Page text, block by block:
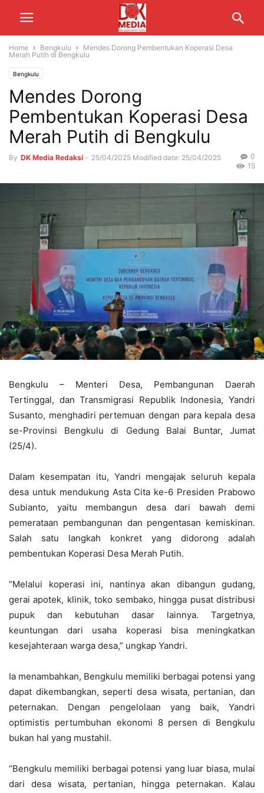
Home Bengkulu
Mendes Dorong Pembentukan Koperasi Desa
Merah Putih di Bengkulu
Bengkulu
Mendes Dorong
Pembentukan Koperasi Desa
Merah Putih di Bengkulu
By DK Media Redaksi - 25/04/2025 Modified date: 25/04/2025
0
15
Bengkulu – Menteri Desa, Pembangunan Daerah
Tertinggal, dan Transmigrasi Republik Indonesia, Yandri
Susanto, menghadiri pertemuan dengan para kepala desa
se-Provinsi Bengkulu di Gedung Balai Buntar, Jumat
(25/4).
Dalam kesempatan itu, Yandri mengajak seluruh kepala
desa untuk mendukung Asta Cita ke-6 Presiden Prabowo
Subianto, yaitu membangun desa dari bawah demi
pemerataan pembangunan dan pengentasan kemiskinan.
Salah satu langkah konkret yang didorong adalah
pembentukan Koperasi Desa Merah Putih.
“Melalui koperasi ini, nantinya akan dibangun gudang,
gerai apotek, klinik, toko sembako, hingga pusat distribusi
pupuk dan kebutuhan dasar lainnya. Targetnya,
keuntungan dari usaha koperasi bisa meningkatkan
kesejahteraan warga desa,” ungkap Yandri.
Ia menambahkan, Bengkulu memiliki berbagai potensi yang
dapat dikembangkan, seperti desa wisata, pertanian, dan
peternakan. Dengan pengelolaan yang baik, Yandri
optimistis pertumbuhan ekonomi 8 persen di Bengkulu
bukan hal yang mustahil.
“Bengkulu memiliki berbagai potensi yang luar biasa, mulai
dari desa wisata, pertanian, hingga peternakan. Kalau